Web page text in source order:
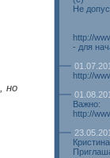
но
Не
http://
- для
http://
Важно:
http://